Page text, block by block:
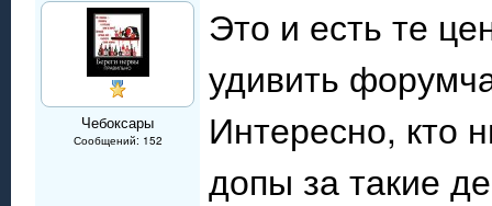
Чебоксары
Сообщений: 152
Это и есть те
удивить
Интересно, кто
допы за такие